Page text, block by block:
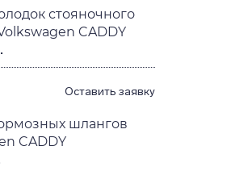
стояночного
CADDY
Оставить заявку
шлангов
CADDY